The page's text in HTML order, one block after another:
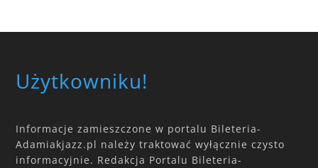
Użytkowniku!
Informacje zamieszczone w portalu Bileteria-
Adamiakjazz.pl należy traktować wyłącznie czysto
informacyjnie. Redakcja Portalu Bileteria-